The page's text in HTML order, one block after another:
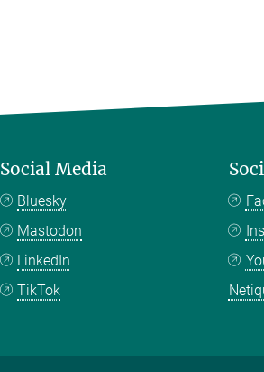
Social Media
Bluesky
Mastodon
LinkedIn
TikTok